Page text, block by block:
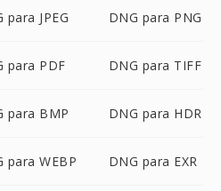
para JPEG DNG para PNG
para PDF DNG para TIFF
para BMP DNG para HDR
para WEBP DNG para EXR